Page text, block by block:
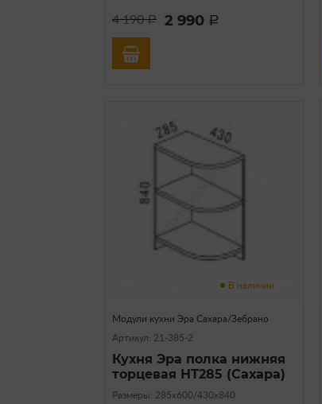
4 190a 2 990 a
В наличии
Модули кухни Эра Сахара/Зебрано
Артикул: 21-385-2
Кухня Эра полка нижняя
торцевая НТ285 (Сахара)
Размеры: 285х600/430х840